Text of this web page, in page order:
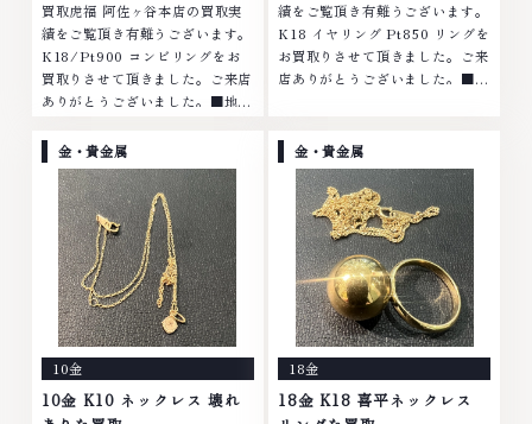
買取虎福 阿佐ヶ谷本店の買取実
績をご覧頂き有難うございます。
K18/Pt900 コンビリングをお
買取りさせて頂きました。ご来店
ありがとうございました。■地域
ヤモンド ブランド品 ブランド衣
類 お酒買取りのことなら、お任
せくださいなかでも金・プラチナ
等のアクセサリー・貴金属・宝
石・ダイヤモンド・ジュエリーや
ブランド品・時計等は特に自信を
持って、高額査定を実現しており
ます。 古くて使わなくなってし
まったアクセサリー、動かなくな
ってしまった腕時計、多くのお品
物の高価買取りを実現しており、
他店ではお値段の付かなかったお
品物でも、一点一点丁寧に無料で
績をご覧頂き有難うございます。
K18 イヤリング Pt850 リングを
お買取りさせて頂きました。ご来
店ありがとうございました。■地
衣類 お酒買取りのことなら、お
任せくださいなかでも金・プラチ
ナ等のアクセサリー・貴金属・宝
石・ダイヤモンド・ジュエリーや
ブランド品・時計等は特に自信を
持って、高額査定を実現しており
ます。 古くて使わなくなってし
まったアクセサリー、動かなくな
ってしまった腕時計、多くのお品
物の高価買取りを実現しており、
他店ではお値段の付かなかったお
品物でも、一点一点丁寧に無料で
査定します。お気軽にご連絡くだ
金・貴金属
10金
10金 K10 ネックレス 壊れ
金・貴金属
18金
18金 K18 喜平ネックレス